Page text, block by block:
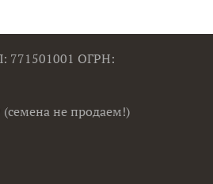
771501001 ОГРН:
не продаем!)